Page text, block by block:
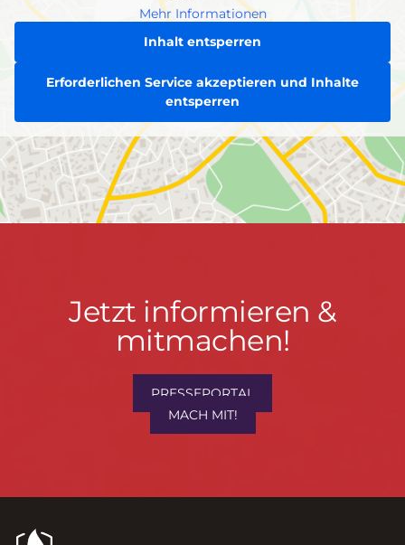
Mehr Informationen
Inhalt entsperren
Erforderlichen Service akzeptieren und Inhalte
entsperren
Jetzt
informieren
mitmachen!
Jetzt informieren &
mitmachen!
PRESSEPORTAL
MACH MIT!